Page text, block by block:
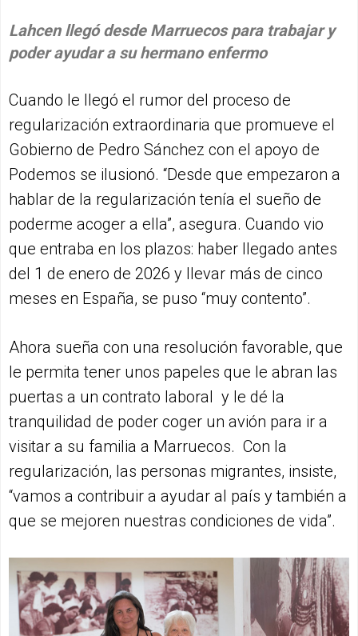
Lahcen llegó desde Marruecos para trabajar y
poder ayudar a su hermano enfermo
Cuando le llegó el rumor del proceso de
regularización extraordinaria que promueve el
Gobierno de Pedro Sánchez con el apoyo de
Podemos se ilusionó. “Desde que empezaron a
hablar de la regularización tenía el sueño de
poderme acoger a ella”, asegura. Cuando vio
que entraba en los plazos: haber llegado antes
del 1 de enero de 2026 y llevar más de cinco
meses en España, se puso “muy contento”.
Ahora sueña con una resolución favorable, que
le permita tener unos papeles que le abran las
puertas a un contrato laboral y le dé la
tranquilidad de poder coger un avión para ir a
visitar a su familia a Marruecos. Con la
regularización, las personas migrantes, insiste,
“vamos a contribuir a ayudar al país y también a
que se mejoren nuestras condiciones de vida”.